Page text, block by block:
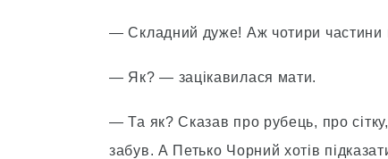
— Складний дуже! Аж чотири частини
— Як? — зацікавилася мати.
— Та як? Сказав про рубець, про
забув. А Петько Чорний хотів